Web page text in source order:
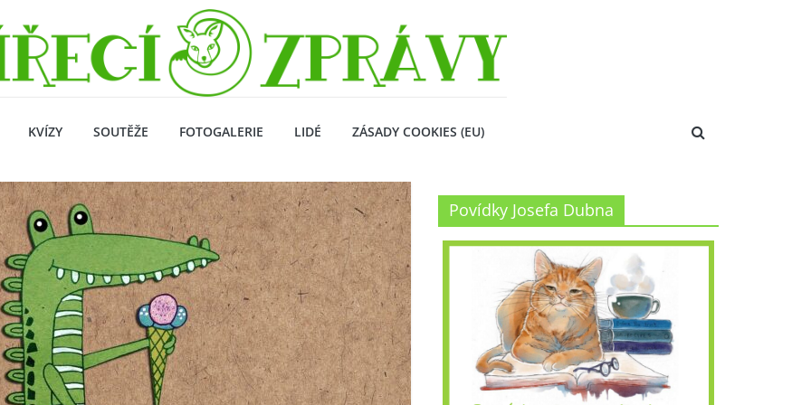
KVÍZY SOUTĚŽE FOTOGALERIE LIDÉ ZÁSADY COOKIES (EU)
Povídky Josefa Dubna